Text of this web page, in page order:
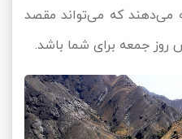
می‌دهند که می‌تواند مقصد
روز جمعه برای شما باشد.